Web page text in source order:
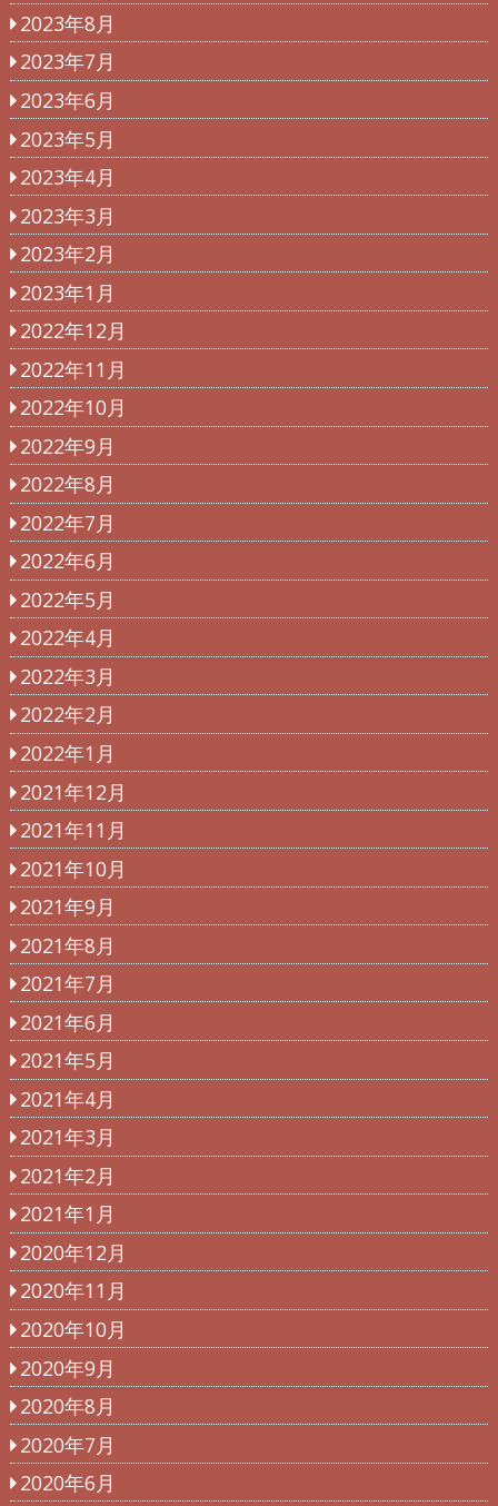
2023年8月
2023年7月
2023年6月
2023年5月
2023年4月
2023年3月
2023年2月
2023年1月
2022年12月
2022年11月
2022年10月
2022年9月
2022年8月
2022年7月
2022年6月
2022年5月
2022年4月
2022年3月
2022年2月
2022年1月
2021年12月
2021年11月
2021年10月
2021年9月
2021年8月
2021年7月
2021年6月
2021年5月
2021年4月
2021年3月
2021年2月
2021年1月
2020年12月
2020年11月
2020年10月
2020年9月
2020年8月
2020年7月
2020年6月